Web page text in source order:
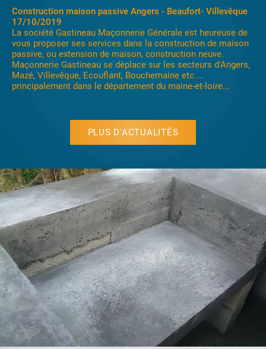
Construction maison passive Angers - Beaufort- Villevêque
17/10/2019
La société Gastineau Maçonnerie Générale est heureuse de
vous proposer ses services dans la construction de maison
passive, ou extension de maison, construction neuve.
Maçonnerie Gastineau se déplace sur les secteurs d'Angers,
Mazé, Villevêque, Ecouflant, Bouchemaine etc....
principalement dans le département du maine-et-loire...
PLUS D'ACTUALITÉS